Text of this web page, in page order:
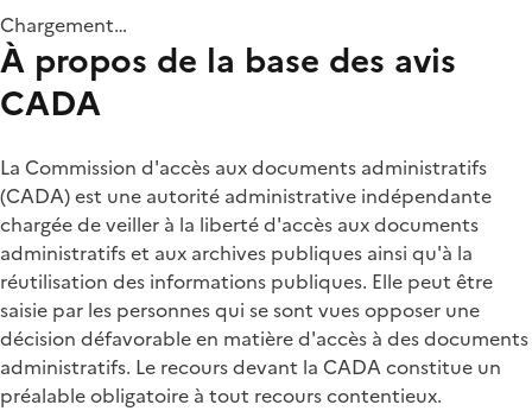
Chargement…
À propos de la base des avis
CADA
La Commission d'accès aux documents administratifs
(CADA) est une autorité administrative indépendante
chargée de veiller à la liberté d'accès aux documents
administratifs et aux archives publiques ainsi qu'à la
réutilisation des informations publiques. Elle peut être
saisie par les personnes qui se sont vues opposer une
décision défavorable en matière d'accès à des documents
administratifs. Le recours devant la CADA constitue un
préalable obligatoire à tout recours contentieux.